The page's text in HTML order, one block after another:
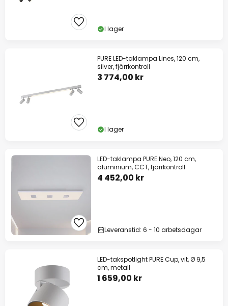
I lager
PURE LED-taklampa Lines, 120 cm,
silver, fjärrkontroll
3 774,00 kr
I lager
LED-taklampa PURE Neo, 120 cm,
aluminium, CCT, fjärrkontroll
4 452,00 kr
Leveranstid: 6 - 10 arbetsdagar
LED-takspotlight PURE Cup, vit, Ø 9,5
cm, metall
1 659,00 kr